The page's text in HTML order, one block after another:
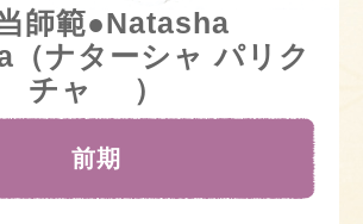
師範●Natasha
ナターシャ パリク
チャ ）
前期